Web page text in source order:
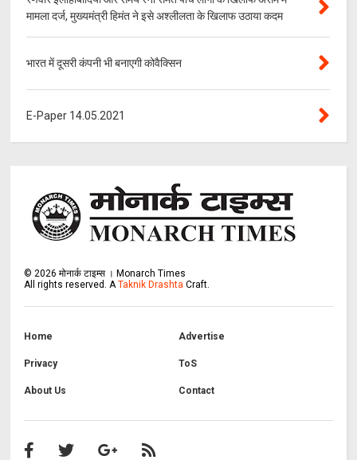
मामला दर्ज, मुख्यमंत्री हिमंत ने इसे अश्लीलता के खिलाफ उठाया कदम
भारत में दूसरी कंपनी भी बनाएगी कोवैक्सिन
E-Paper 14.05.2021
©2026 मोनार्क टाइम्स । Monarch Times
All rights reserved. ATaknik Drashta Craft.
Home Advertise
Privacy ToS
About Us Contact